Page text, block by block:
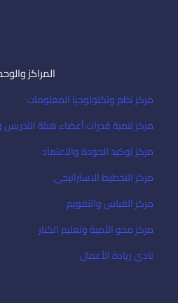
المراكز
مركز نظم وتكنولوجيا المعلومات
مركز تنمية قدرات أعضاء هيئة التدريس
مركز توكيد الجودة والاعتماد
مركز التخطيط الاستراتيجى
مركز القياس والتقويم
مركز محو الأمية وتعليم الكبار
نادى ريادة الأعمال